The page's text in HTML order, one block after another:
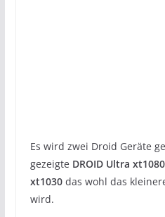
Es wird zwei Droid Geräte
gezeigte DROID Ultra xt1080
xt1030das wohl das
wird.